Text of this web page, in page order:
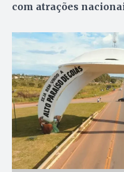
com atrações